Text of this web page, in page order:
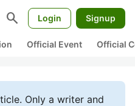
search Login Signup
Official Event Official
Only a writer and